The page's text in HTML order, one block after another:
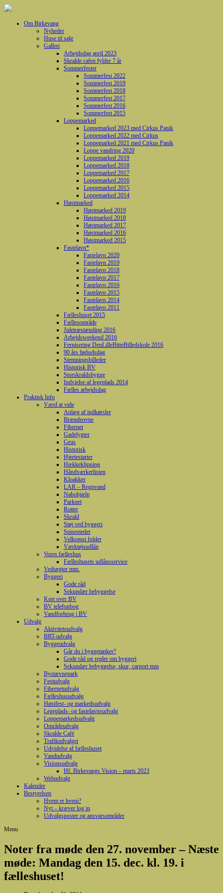
Om Birkevang
Nyheder
Huse til salg
Galleri
Arbejdsdag april 2023
Skralde cafen fylder 7 år
Sommerfester
Sommerfest 2022
Sommerfest 2019
Sommerfest 2018
Sommerfest 2017
Sommerfest 2016
Sommerfest 2015
Loppemarked
Loppemarked 2023 med Cirkus Panik
Loppemarked 2022 med Cirkus
Loppemarked 2021 med Cirkus Panik
Loppe vandring 2020
Loppemarked 2019
Loppemarked 2018
Loppemarked 2017
Loppemarked 2016
Loppemarked 2015
Loppemarked 2014
Høstmarked
Høstmarked 2019
Høstmarked 2018
Høstmarked 2017
Høstmarked 2016
Høstmarked 2015
Fastelavn*
Fastelavn 2020
Fastelavn 2019
Fastelavn 2018
Fastelavn 2017
Fastelavn 2016
Fastelavn 2015
Fastelavn 2014
Fastelavn 2011
Fælleshuset 2015
Fællesområde
Juletræstænding 2016
Arbejdsweekend 2016
Fernisering DenLilleBitteBilledskole 2016
90 års fødselsdag
Stemningsbilleder
Historisk BV
Storskraldshygge
Indvielse af legeplads 2014
Fælles arbejdsdag
Praktisk Info
Værd at vide
Anlæg af indkørsler
Brændeovne
Fibernet
Gadelygter
Grus
Historisk
Hjertestarter
Hækkeklipning
Håndværkerlisten
Kloakker
LAR – Regnvand
Nabohjælp
Parknet
Rotter
Skrald
Støj ved byggeri
Spisesteder
Velkomst folder
Værktøjsudlån
Vores fælleshus
Fælleshusets udlånsservice
Vedtægter mm.
Byggeri
Gode råd
Sekundær bebyggelse
Kort over BV
BV telefonbog
Vandforbrug i BV
Udvalg
Aktivitetsudvalg
BRT-udvalg
Byggeudvalg
Går du i byggetanker?
Gode råd og regler om byggeri
Sekundær bebyggelse, skur, carport mm
Bystævnepark
Festudvalg
Fibernetudvalg
Fælleshusudvalg
Høstfest- og markedsudvalg
Legeplads- og fastelavnsudvalg
Loppemarkedsudvalg
Områdeudvalg
Skralde Café
Trafikudvalget
Udvidelse af fælleshuset
Vandudvalg
Visionsudvalg
Hf. Birkevangs Vision – marts 2023
Webudvalg
Kalender
Bestyrelsen
Hvem er hvem?
Nyt – kræver log in
Udvalgsposter og ansvarsområder
Menu
Noter fra møde den 27. november – Næste
møde: Mandag den 15. dec. kl. 19. i
fælleshuset!